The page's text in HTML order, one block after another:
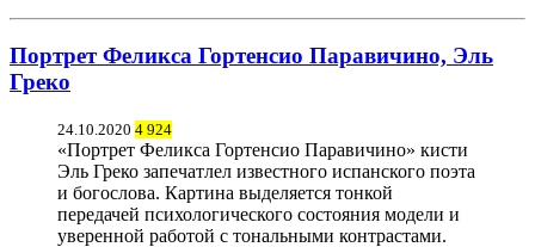
Портрет Феликса Гортенсио Паравичино, Эль
Греко
24.10.2020 4 924
«Портрет Феликса Гортенсио Паравичино» кисти
Эль Греко запечатлел известного испанского поэта
и богослова. Картина выделяется тонкой
передачей психологического состояния модели и
уверенной работой с тональными контрастами.